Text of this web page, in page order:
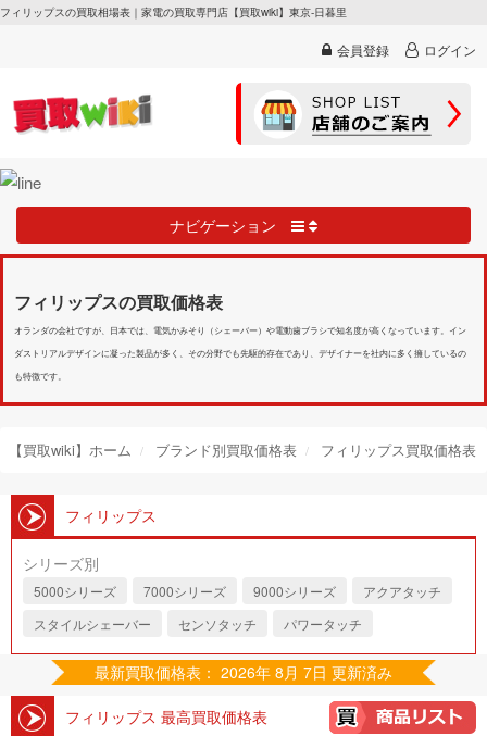
フィリップスの買取相場表｜家電の買取専門店【買取wiki】東京-日暮里
会員登録 ログイン
ナビゲーション
フィリップスの買取価格表
オランダの会社ですが、日本では、電気かみそり（シェーバー）や電動歯ブラシで知名度が高くなっています。イン
ダストリアルデザインに凝った製品が多く、その分野でも先駆的存在であり、デザイナーを社内に多く擁しているの
も特徴です。
【買取wiki】ホーム ブランド別買取価格表 フィリップス買取価格表
フィリップス
シリーズ別
5000シリーズ 7000シリーズ 9000シリーズ
アクアタッチ
スタイルシェーバー
センソタッチ パワータッチ
最新買取価格表： 2026年 8月 7日 更新済み
フィリップス 最高買取価格表